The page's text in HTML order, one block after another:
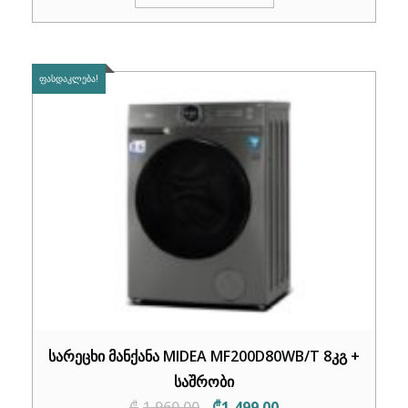
₾1,149.00.₾839.00.
ᲤᲐᲡᲓᲐᲙᲚᲔᲑᲐ!
სარეცხი მანქანა MIDEA MF200D80WB/T 8კგ +
საშრობი